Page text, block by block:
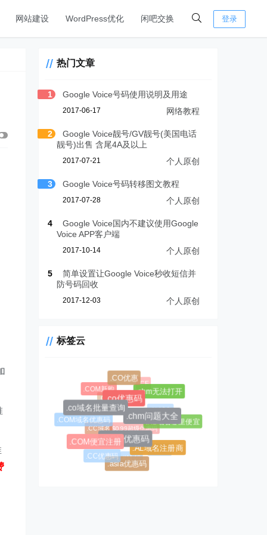
网站建设 WordPress优化 闲吧交换 登录
热门文章
1 Google Voice号码使用说明及用途
2017-06-17 网络教程
2
Google Voice靓号/GV靓号(美国电话
靓号)出售 含尾4A及以上
2017-07-21 个人原创
3 Google Voice号码转移图文教程
2017-07-28 个人原创
4
Google Voice国内不建议使用Google
Voice APP客户端
2017-10-14 个人原创
5
简单设置让Google Voice秒收短信并
防号码回收
2017-12-03 个人原创
标签云
#1045
#1146
$0.99超级优惠码
.AL域名
.AL域名哪里便宜
.AL域名注册商
.asia优惠码
.CC优惠码
.CC域名
.CC域名注册
.CF
.chm无法打开
.chm问题大全
.COM优惠码
.COM便宜注册
.COM域名优惠码
.COM新购
.CO优惠
.co优惠码
.co域名批量查询